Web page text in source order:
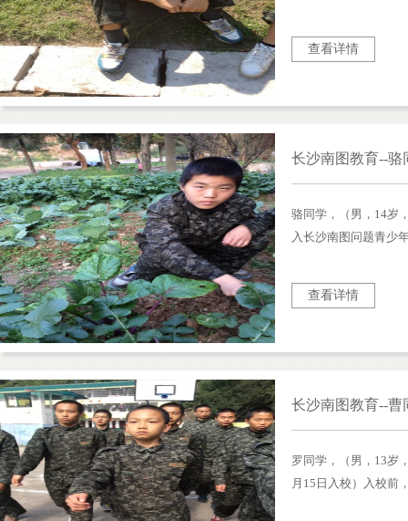
社会青年有深入交往
上倒数，脾气暴躁。
查看详情
长沙南图教育--
骆同学，（男，14岁
入长沙南图问题青少
就出现厌烦的情绪，
校。在家经常因为学
查看详情
长沙南图教育--
罗同学，（男，13岁
月15日入校）入校前